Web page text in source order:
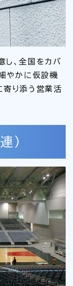
し、全国をカバ
やかに仮設機
寄り添う営業活
）